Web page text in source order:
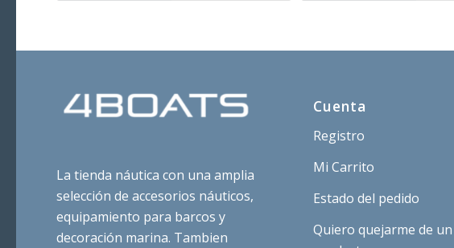
La tienda náutica con una amplia
selección de accesorios náuticos,
equipamiento para barcos y
decoración marina. Tambien
Cuenta
Registro
Mi Carrito
Estado del pedido
Quiero quejarme de un